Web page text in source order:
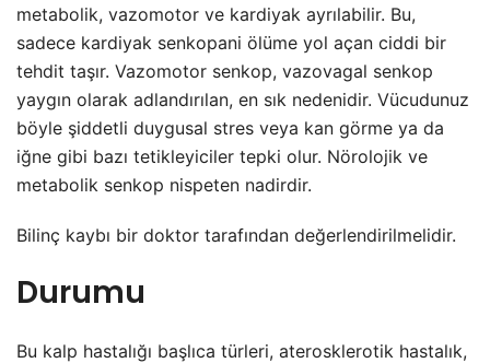
metabolik, vazomotor ve kardiyak ayrılabilir. Bu,
sadece kardiyak senkopani ölüme yol açan ciddi bir
tehdit taşır. Vazomotor senkop, vazovagal senkop
yaygın olarak adlandırılan, en sık nedenidir. Vücudunuz
böyle şiddetli duygusal stres veya kan görme ya da
iğne gibi bazı tetikleyiciler tepki olur. Nörolojik ve
metabolik senkop nispeten nadirdir.
Bilinç kaybı bir doktor tarafından değerlendirilmelidir.
Durumu
Bu kalp hastalığı başlıca türleri, aterosklerotik hastalık,